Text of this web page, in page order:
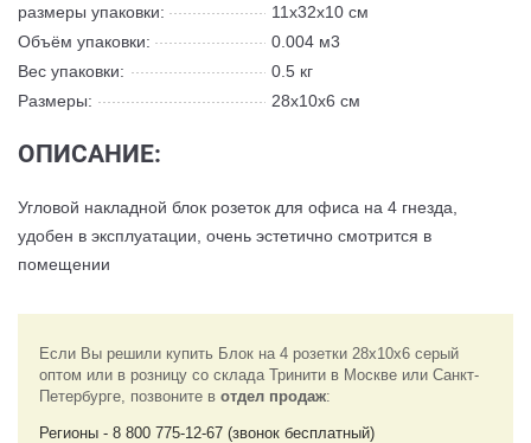
размеры упаковки:
11x32x10 см
Объём упаковки:
0.004 м3
Вес упаковки:
0.5 кг
Размеры:
28x10x6 см
ОПИСАНИЕ:
Угловой накладной блок розеток для офиса на 4 гнезда,
удобен в эксплуатации, очень эстетично смотрится в
помещении
Если Вы решили купить Блок на 4 розетки 28x10x6 серый
оптом или в розницу со склада Тринити в Москве или Санкт-
Петербурге, позвоните в отдел продаж:
Регионы - 8 800 775-12-67 (звонок бесплатный)